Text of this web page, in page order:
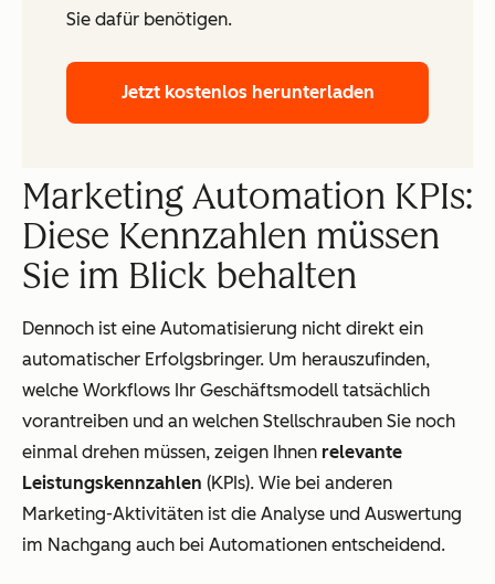
Sie dafür benötigen.
Jetzt kostenlos herunterladen
Marketing Automation KPIs:
Diese Kennzahlen müssen
Sie im Blick behalten
Dennoch ist eine Automatisierung nicht direkt ein
automatischer Erfolgsbringer. Um herauszufinden,
welche Workflows Ihr Geschäftsmodell tatsächlich
vorantreiben und an welchen Stellschrauben Sie noch
einmal drehen müssen, zeigen Ihnen relevante
Leistungskennzahlen (KPIs). Wie bei anderen
Marketing-Aktivitäten ist die Analyse und Auswertung
im Nachgang auch bei Automationen entscheidend.